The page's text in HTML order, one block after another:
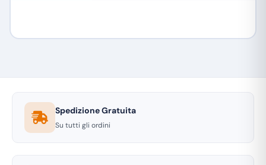
Spedizione Gratuita
Su tutti gli ordini